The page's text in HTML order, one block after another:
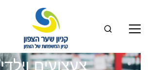
צעצועים